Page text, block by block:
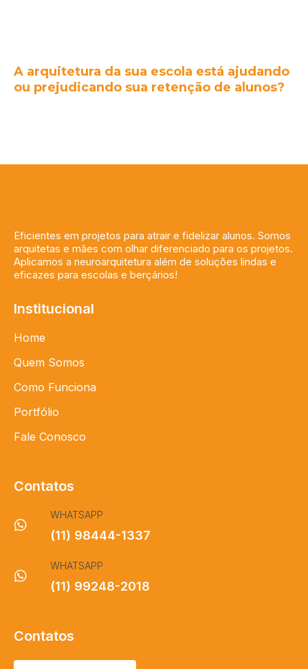
A arquitetura da sua escola está ajudando
ou prejudicando sua retenção de alunos?
Eficientes em projetos para atrair e fidelizar alunos. Somos
arquitetas e mães com olhar diferenciado para os projetos.
Aplicamos a neuroarquitetura além de soluções lindas e
eficazes para escolas e berçários!
Institucional
Home
Quem Somos
Como Funciona
Portfólio
Fale Conosco
Contatos
WHATSAPP
(11) 98444-1337
WHATSAPP
(11) 99248-2018
Contatos